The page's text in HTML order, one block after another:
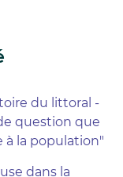
du littoral -
question que
à la population"
dans la